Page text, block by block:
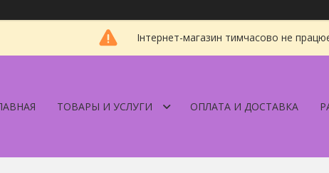
Інтернет-магазин тимчасово не
ТОВАРЫ И УСЛУГИ ОПЛАТА И ДОСТАВКА